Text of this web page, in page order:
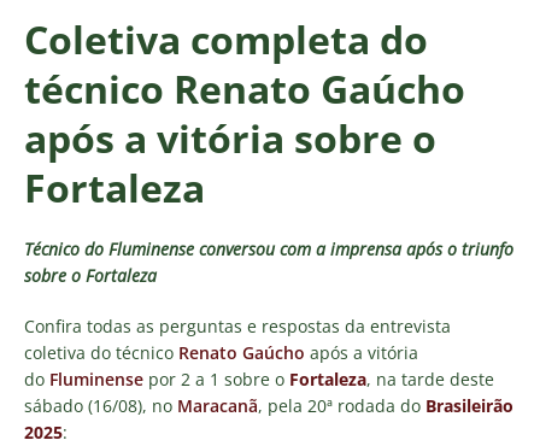
Coletiva completa do
técnico Renato Gaúcho
após a vitória sobre o
Fortaleza
Técnico do Fluminense conversou com a imprensa após o triunfo
sobre o Fortaleza
Confira todas as perguntas e respostas da entrevista
coletiva do técnico Renato Gaúcho após a vitória
do Fluminense por 2 a 1 sobre o Fortaleza, na tarde deste
sábado (16/08), no Maracanã, pela 20ª rodada do Brasileirão
2025: